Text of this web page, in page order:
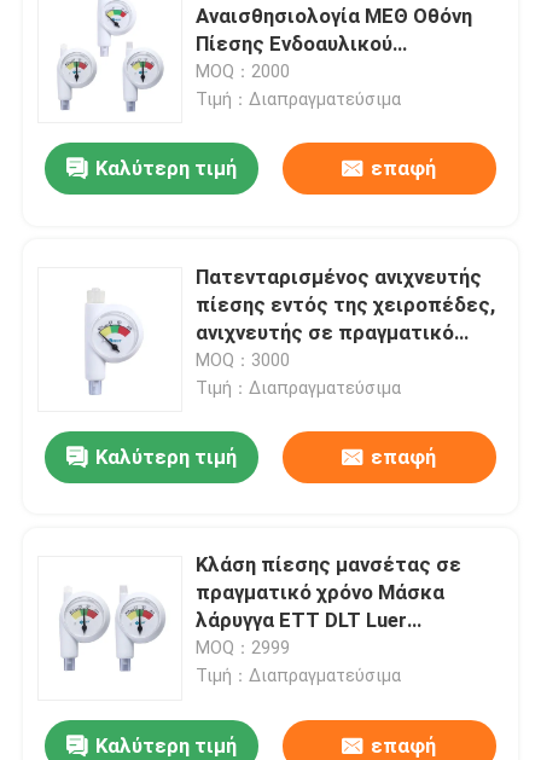
Κατατήρες OEM
Αναισθησιολογία ΜΕΘ Οθόνη
Πίεσης Ενδοαυλικού
Αεραγωγού Ακριβής
Παρακολούθηση Όλων των
Διασωλήνωσης
MOQ：2000
Τιμή：Διαπραγματεύσιμα
Καλύτερη τιμή επαφή
Πατενταρισμένος ανιχνευτής
πίεσης εντός της χειροπέδες,
ανιχνευτής σε πραγματικό
χρόνο για ICU ETT Tube
Wireless Gauge
MOQ：3000
Τιμή：Διαπραγματεύσιμα
Καλύτερη τιμή επαφή
Κλάση πίεσης μανσέτας σε
πραγματικό χρόνο Μάσκα
λάρυγγα ETT DLT Luer
Connector Gauge
MOQ：2999
Τιμή：Διαπραγματεύσιμα
Καλύτερη τιμή επαφή